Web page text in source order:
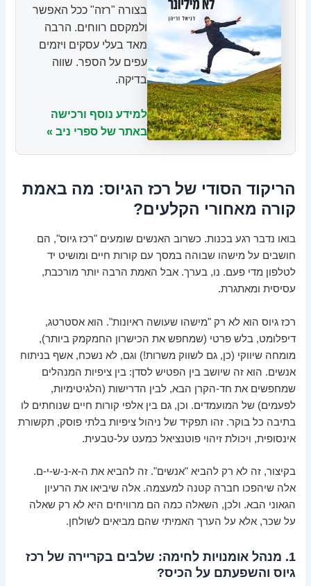
בצורה "רזה" ככל האפשר
ולמקסם רווחים. הרבה
מאד בעלי עסקים ויזמים
עפים על הספר. שווה
בדיקה.
למידע נוסף ורכישה
באתר של ספרי ניב »
הריקוד הסודי של רכז הגיוס: מה באמת
קורה מאחורי הקלעים?
בואו נדבר רגע בכנות. כשרוב האנשים שומעים "רכז גיוס", הם
חושבים על מישהו שבוהה במסך עם קורות חיים ומושיט יד
לטלפון מדי פעם. נו, בערך. אבל האמת הרבה יותר מורכבת,
עסיסית ומאתגרת.
רכז גיוס הוא לא רק "מישהו שעושה ראיונות". הוא אסטרטג,
דיפלומט, בלש פרטי (שמחפש את הכישרון החמקמק ביותר),
מומחה שיווקי (כן, גם לשווק משרות!) וגם, לא נשכח, אשף בניתוח
אנשים. הוא זה שיושב בין הפטיש לסדן: בין ציפיות המנהלים
שמחפשים את חד-הקרן הבא, לבין הדרישות (הלגיטימיות,
לפעמים) של המועמדים. וכן, גם בין אלפי קורות חיים שנוחתים לו
בתיבה כל בוקר. זהו תפקיד של ניהול ציפיות בלתי פוסק, תקשורת
אינסופית, ויכולת זיהוי פוטנציאל כמעט על-טבעית.
בקיצור, זה לא רק להביא "אנשים". זה להביא את ה-א-נ-ש-י-ם.
אלה שיהפכו חברה קטנה למעצמה. אלה שיביאו את הרעיון
הגאוני הבא. ולכן, השאלה כמה הם מרוויחים היא לא רק שאלה
על שכר, אלא על הערך האמיתי שהם מביאים לשולחן.
1. מנהל אומנויות לחימה: שלבים בקריירה של רכז
גיוס והשפעתם על הכיס?